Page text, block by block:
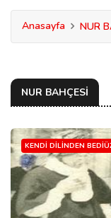
Anasayfa NUR
NUR BAHÇESİ
KENDI DILINDEN